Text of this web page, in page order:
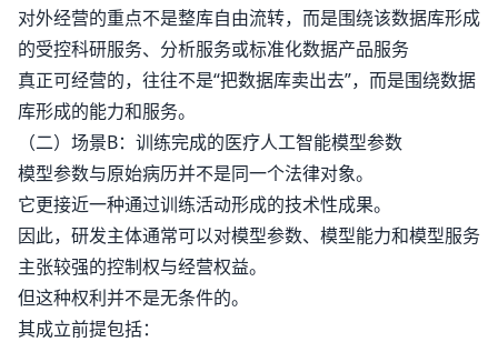
对外经营的重点不是整库自由流转，而是围绕该数据库形成
的受控科研服务、分析服务或标准化数据产品服务
真正可经营的，往往不是“把数据库卖出去”，而是围绕数据
库形成的能力和服务。
（二）场景B：训练完成的医疗人工智能模型参数
模型参数与原始病历并不是同一个法律对象。
它更接近一种通过训练活动形成的技术性成果。
因此，研发主体通常可以对模型参数、模型能力和模型服务
主张较强的控制权与经营权益。
但这种权利并不是无条件的。
其成立前提包括：